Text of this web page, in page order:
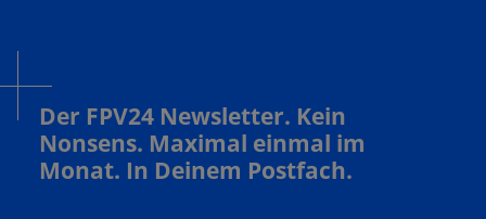
Der FPV24 Newsletter. Kein
Nonsens. Maximal einmal im
Monat. In Deinem Postfach.